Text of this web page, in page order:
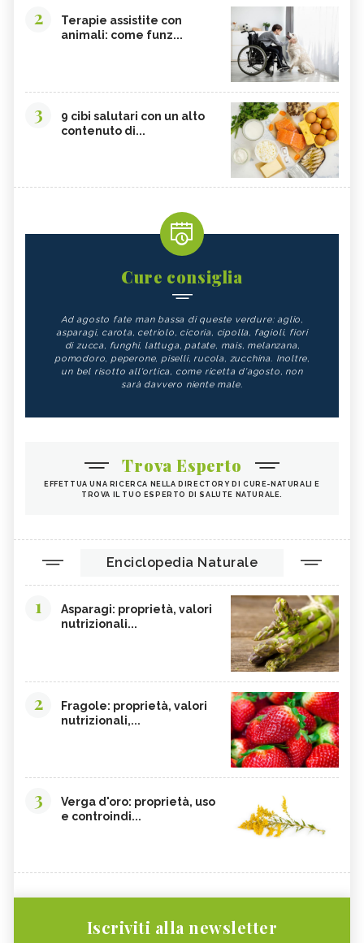
2
Terapie assistite con
animali: come funz...
3
9 cibi salutari con un alto
contenuto di...
Cure consiglia
Ad agosto fate man bassa di queste verdure: aglio,
asparagi, carota, cetriolo, cicoria, cipolla, fagioli, fiori
di zucca, funghi, lattuga, patate, mais, melanzana,
pomodoro, peperone, piselli, rucola, zucchina. Inoltre,
un bel risotto all'ortica, come ricetta d'agosto, non
sarà davvero niente male.
Trova Esperto
EFFETTUA UNA RICERCA NELLA DIRECTORY DI CURE-NATURALI E
TROVA IL TUO ESPERTO DI SALUTE NATURALE.
Enciclopedia Naturale
1
Asparagi: proprietà, valori
nutrizionali...
2
Fragole: proprietà, valori
nutrizionali,...
3
Verga d'oro: proprietà, uso
e controindi...
Iscriviti alla newsletter